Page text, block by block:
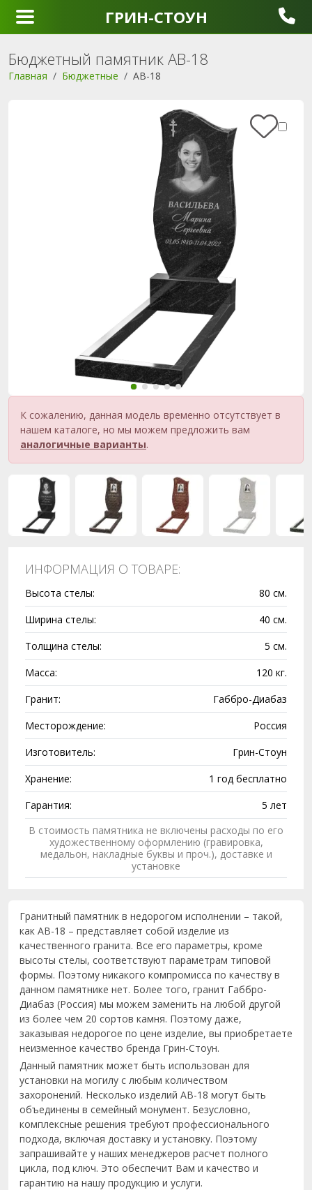
ГРИН-СТОУН
Бюджетный памятник AB-18
Главная Бюджетные AB-18
К сожалению, данная модель временно отсутствует в
нашем каталоге, но мы можем предложить вам
аналогичные варианты.
ИНФОРМАЦИЯ О ТОВАРЕ:
Высота стелы:
80 см.
Ширина стелы:
40 см.
Толщина стелы:
5 см.
Масса:
120 кг.
Гранит:
Габбро-Диабаз
Месторождение:
Россия
Изготовитель:
Грин-Стоун
Хранение:
1 год бесплатно
Гарантия:
5 лет
В стоимость памятника не включены расходы по его
художественному оформлению (гравировка,
медальон, накладные буквы и проч.), доставке и
установке
Гранитный памятник в недорогом исполнении – такой,
как AB-18 – представляет собой изделие из
качественного гранита. Все его параметры, кроме
высоты стелы, соответствуют параметрам типовой
формы. Поэтому никакого компромисса по качеству в
данном памятнике нет. Более того, гранит Габбро-
Диабаз (Россия) мы можем заменить на любой другой
из более чем 20 сортов камня. Поэтому даже,
заказывая недорогое по цене изделие, вы приобретаете
неизменное качество бренда Грин-Стоун.
Данный памятник может быть использован для
установки на могилу с любым количеством
захоронений. Несколько изделий AB-18 могут быть
объединены в семейный монумент. Безусловно,
комплексные решения требуют профессионального
подхода, включая доставку и установку. Поэтому
запрашивайте у наших менеджеров расчет полного
цикла, под ключ. Это обеспечит Вам и качество и
гарантию на нашу продукцию и услуги.